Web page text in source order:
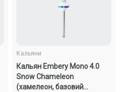
Кальяни
Кальян Embery Mono 4.0
Snow Chameleon
(хамелеон, базовий